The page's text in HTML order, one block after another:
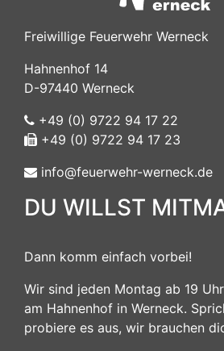
Freiwillige Feuerwehr Werneck
Hahnenhof 14
D-97440 Werneck
+49 (0) 9722 94 17 22
+49 (0) 9722 94 17 23
info@feuerwehr-werneck.de
DU WILLST
Dann komm einfach vorbei!
Wir sind jeden Montag ab 19
am Hahnenhof in Werneck.
probiere es aus, wir brauchen